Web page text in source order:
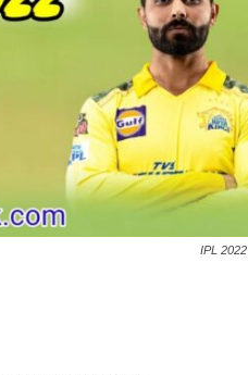
IPL